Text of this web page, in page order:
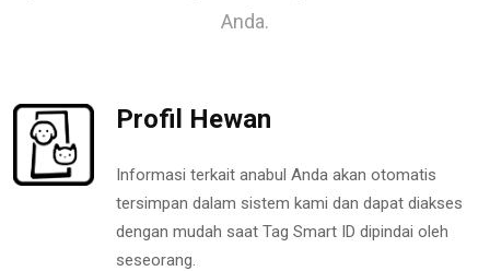
Anda.
Profil Hewan
Informasi terkait anabul Anda akan otomatis
tersimpan dalam sistem kami dan dapat diakses
dengan mudah saat Tag Smart ID dipindai oleh
seseorang.